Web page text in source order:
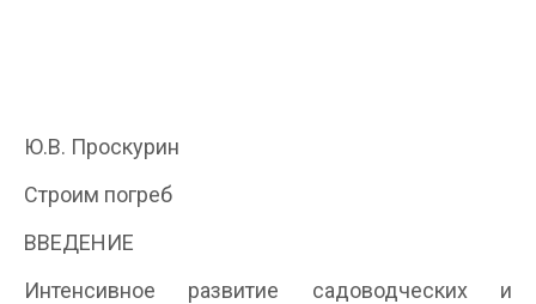
Ю.В. Проскурин
Строим погреб
ВВЕДЕНИЕ
Интенсивное развитие садоводческих и